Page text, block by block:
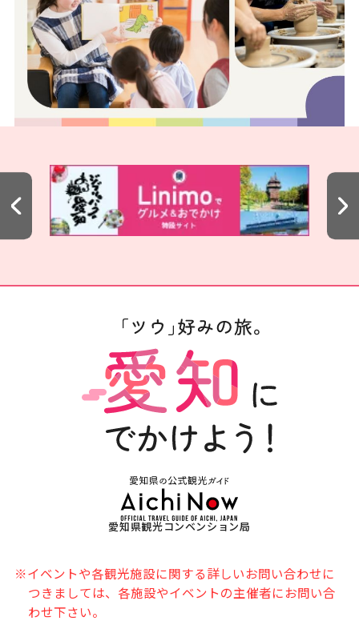
愛知県観光コンベンション局
※イベントや各観光施設に関する詳しいお問い合わせに
つきましては、各施設やイベントの主催者にお問い合
わせ下さい。